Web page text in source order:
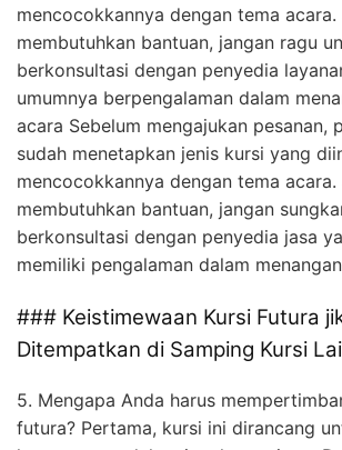
mencocokkannya dengan tema acara.
membutuhkan bantuan, jangan ragu
berkonsultasi dengan penyedia
umumnya berpengalaman dalam
acara Sebelum mengajukan pesanan,
sudah menetapkan jenis kursi yang
mencocokkannya dengan tema acara.
membutuhkan bantuan, jangan
berkonsultasi dengan penyedia jasa
memiliki pengalaman dalam
### Keistimewaan Kursi Futura
Ditempatkan di Samping Kursi
5. Mengapa Anda harus
futura? Pertama, kursi ini dirancang